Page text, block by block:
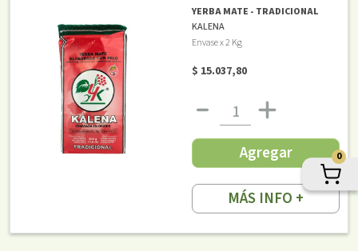
YERBA MATE - TRADICIONAL
KALENA
Envase x 2 Kg
$ 15.037,80
Agregar
MÁS INFO +
0